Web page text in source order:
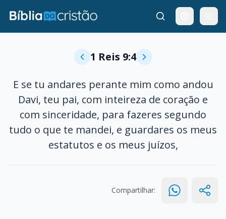
1 Reis 9:4
E se tu andares perante mim como andou
Davi, teu pai, com inteireza de coração e
com sinceridade, para fazeres segundo
tudo o que te mandei, e guardares os meus
estatutos e os meus juízos,
Compartilhar: